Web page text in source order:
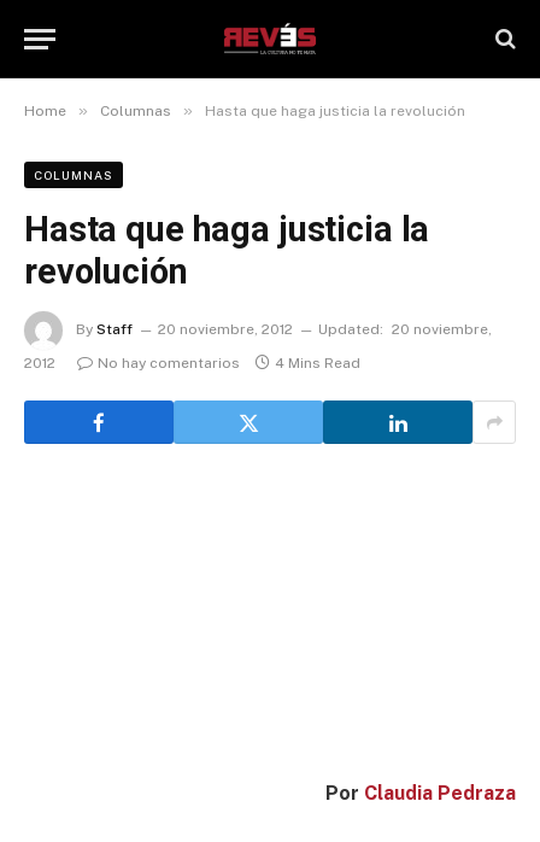
Home » Columnas » Hasta que haga justicia la revolución
COLUMNAS
Hasta que haga justicia la
revolución
By Staff 20 noviembre, 2012 Updated: 20 noviembre,
2012
No hay comentarios 4 Mins Read
Por Claudia Pedraza